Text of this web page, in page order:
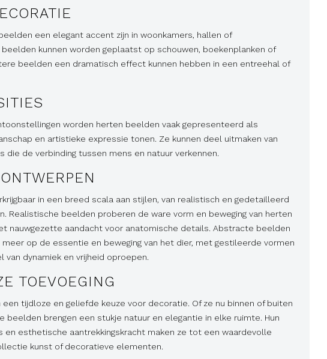
een elegant accent zijn in woonkamers, hallen of
kunnen worden geplaatst op schouwen, boekenplanken of
beelden een dramatisch effect kunnen hebben in een entreehal of
worden herten beelden vaak gepresenteerd als
en artistieke expressie tonen. Ze kunnen deel uitmaken van
die de verbinding tussen mens en natuur verkennen.
in een breed scala aan stijlen, van realistisch en gedetailleerd
Realistische beelden proberen de ware vorm en beweging van herten
nauwgezette aandacht voor anatomische details. Abstracte beelden
op de essentie en beweging van het dier, met gestileerde vormen
van dynamiek en vrijheid oproepen.
TOEVOEGING
tijdloze en geliefde keuze voor decoratie. Of ze nu binnen of buiten
beelden brengen een stukje natuur en elegantie in elke ruimte. Hun
en esthetische aantrekkingskracht maken ze tot een waardevolle
kunst of decoratieve elementen.